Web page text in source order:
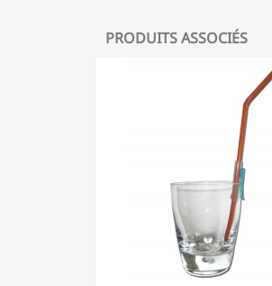
PRODUITS ASSOCIÉS